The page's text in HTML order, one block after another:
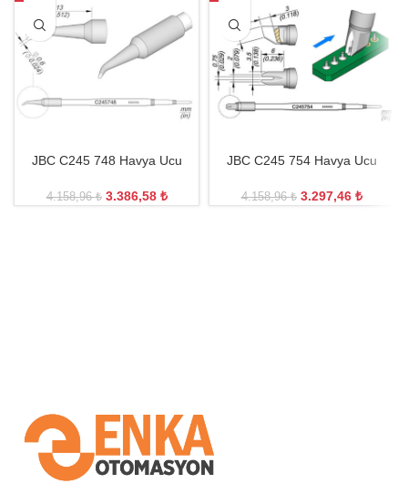
JBC C245 748 Havya Ucu
4.158,96₺ 3.386,58 ₺
JBC C245 754 Havya Ucu
4.158,96₺ 3.297,46 ₺